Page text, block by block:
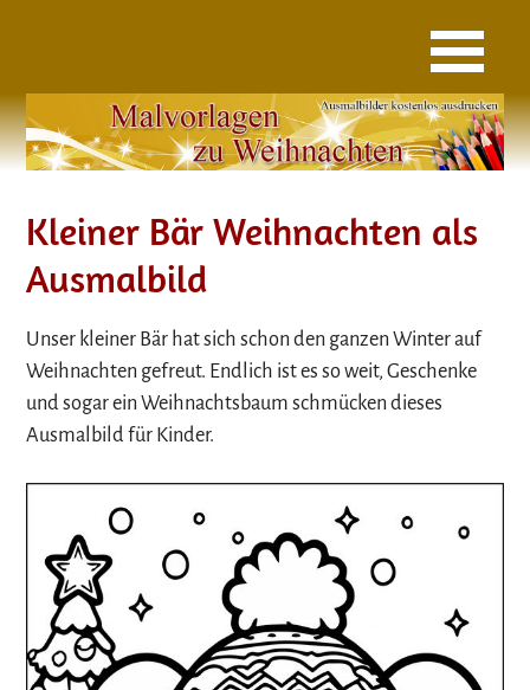
Kleiner Bär Weihnachten als
Ausmalbild
Unser kleiner Bär hat sich schon den ganzen Winter auf
Weihnachten gefreut. Endlich ist es so weit, Geschenke
und sogar ein Weihnachtsbaum schmücken dieses
Ausmalbild für Kinder.